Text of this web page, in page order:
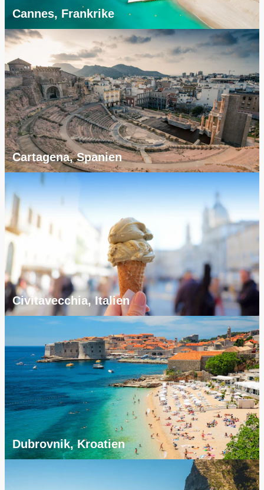
Cannes, Frankrike
Cartagena, Spanien
Civitavecchia, Italien
Dubrovnik, Kroatien